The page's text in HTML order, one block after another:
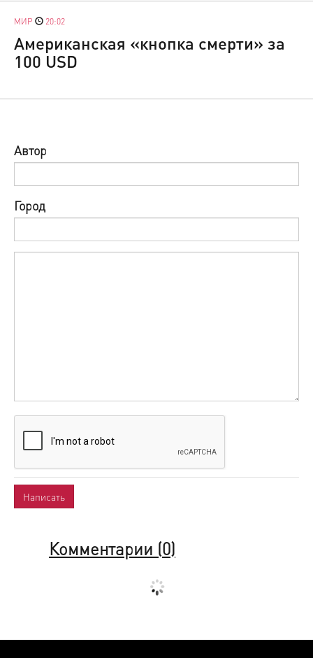
МИР 20:02
Американская «кнопка смерти» за
100 USD
Автор
Город
Комментарии (0)